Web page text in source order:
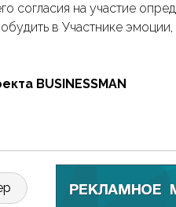
согласия на участие
в Участнике
BUSINESSMAN